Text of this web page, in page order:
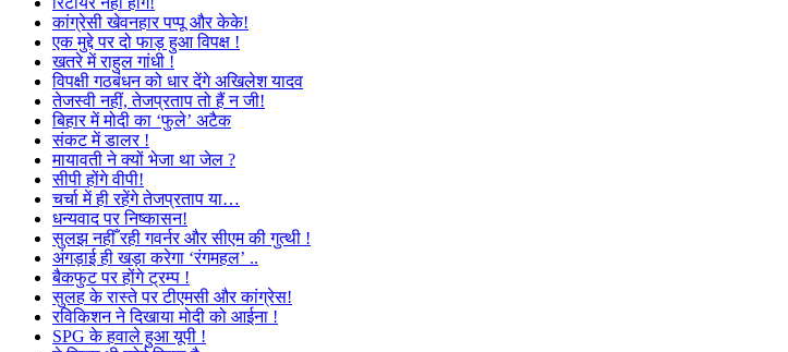
कांग्रेसी खेवनहार पप्पू और केके!
एक मुद्दे पर दो फाड़ हुआ विपक्ष !
खतरे में राहुल गांधी !
विपक्षी गठबंधन को धार देंगे अखिलेश यादव
तेजस्वी नहीं, तेजप्रताप तो हैं न जी!
बिहार में मोदी का ‘फुले’ अटैक
संकट में डालर !
मायावती ने क्यों भेजा था जेल ?
सीपी होंगे वीपी!
चर्चा में ही रहेंगे तेजप्रताप या…
धन्यवाद पर निष्कासन!
सुलझ नहीँ रही गवर्नर और सीएम की गुत्थी !
अंगड़ाई ही खड़ा करेगा ‘रंगमहल’ ..
बैकफुट पर होंगे ट्रम्प !
सुलह के रास्ते पर टीएमसी और कांग्रेस!
रविकिशन ने दिखाया मोदी को आईना !
SPG के हवाले हुआ यूपी !